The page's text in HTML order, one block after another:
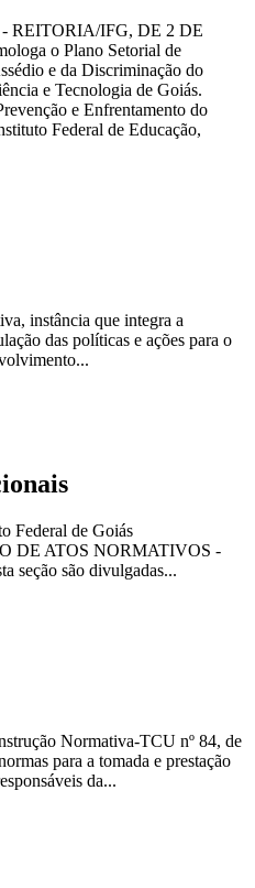
- REITORIA/IFG, DE 2 DE
o Plano Setorial de
e da Discriminação do
e Tecnologia de Goiás.
e Enfrentamento do
Federal de Educação,
instância que integra a
das políticas e ações para o
Federal de Goiás
DE ATOS NORMATIVOS -
seção são divulgadas...
Normativa-TCU nº 84, de
para a tomada e prestação
da...